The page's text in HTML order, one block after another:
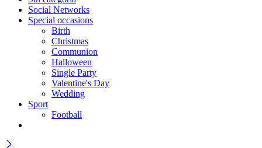
Social Networks
Special occasions
Birth
Christmas
Communion
Halloween
Single Party
Valentine's Day
Wedding
Sport
Football